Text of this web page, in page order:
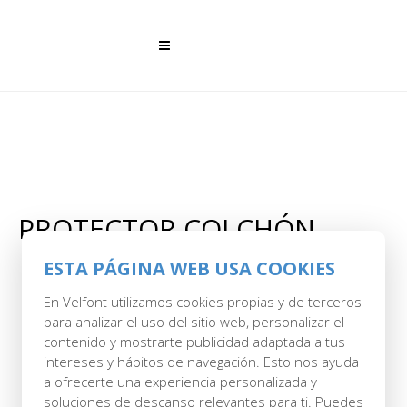
ESTA PÁGINA WEB USA COOKIES
En Velfont utilizamos cookies propias y de terceros
para analizar el uso del sitio web, personalizar el
contenido y mostrarte publicidad adaptada a tus
intereses y hábitos de navegación. Esto nos ayuda
a ofrecerte una experiencia personalizada y
soluciones de descanso relevantes para ti. Puedes
PROTECTOR COLCHÓN
Mostrando todos los 3 resultados